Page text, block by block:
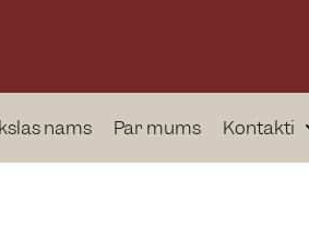
nams Par mums Kontakti